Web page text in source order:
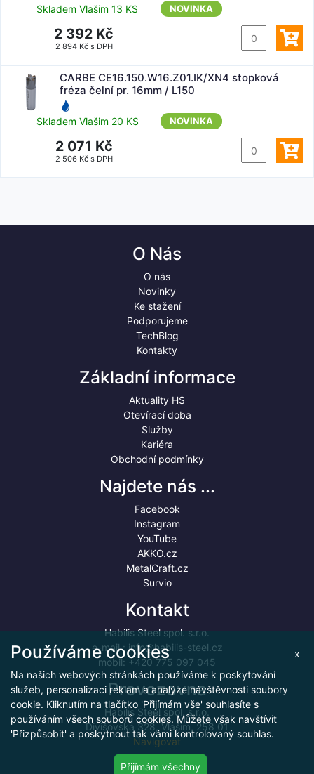
Skladem Vlašim 13 KS NOVINKA
2 392 Kč
2 894 Kč s DPH
CARBE CE16.150.W16.Z01.IK/XN4 stopková
fréza čelní pr. 16mm / L150
Skladem Vlašim 20 KS NOVINKA
2 071 Kč
2 506 Kč s DPH
O Nás
O nás
Novinky
Ke stažení
Podporujeme
TechBlog
Kontakty
Základní informace
Aktuality HS
Otevírací doba
Služby
Kariéra
Obchodní podmínky
Najdete nás ...
Facebook
Instagram
YouTube
AKKO.cz
MetalCraft.cz
Survio
Kontakt
Habilis Steel spol. s.r.o.
e-mail :info@habilis-steel.cz
mobil: +420 775 097 045
Provozovna
Habilis Steel spol. s.r.o.
Divišovská 328, Vlašim, 258 01
Navigovat
x
Používáme cookies
Na našich webových stránkách používáme k poskytování
služeb, personalizaci reklam a analýze návštěvnosti soubory
cookie. Kliknutím na tlačítko 'Přijímám vše' souhlasíte s
používáním všech souborů cookies. Můžete však navštívit
'Přizpůsobit' a poskytnout tak vámi kontrolovaný souhlas.
Přijímám všechny